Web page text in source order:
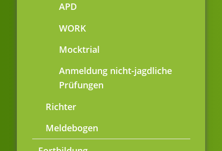
APD
WORK
Mocktrial
Anmeldung nicht-jagdliche
Prüfungen
Richter
Meldebogen